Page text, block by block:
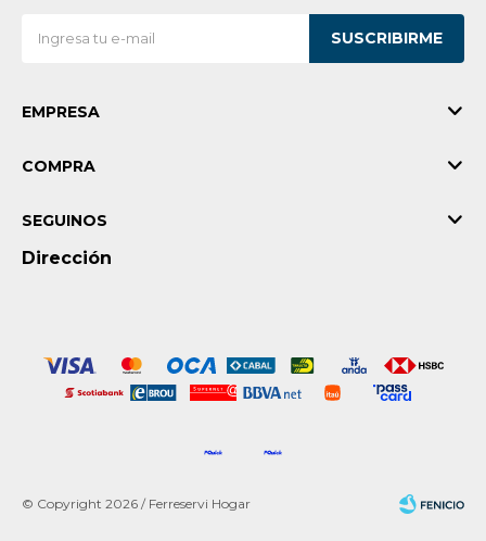
SUSCRIBIRME
EMPRESA
COMPRA
Dirección
SEGUINOS
© Copyright 2026 / Ferreservi Hogar